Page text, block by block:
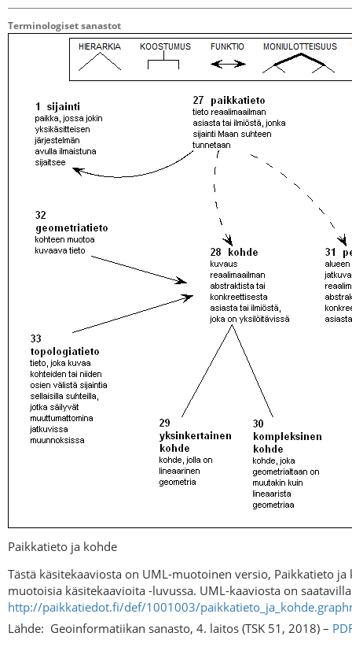
Terminologiset sanastot
Paikkatieto ja kohde
Tästä käsitekaaviosta on UML-muotoinen versio, Paikkatieto
muotoisia käsitekaavioita -luvussa. UML-kaaviosta on
http://paikkatiedot.fi/def/1001003/
Lähde: Geoinformatiikan sanasto, 4. laitos (TSK 51, 2018) –